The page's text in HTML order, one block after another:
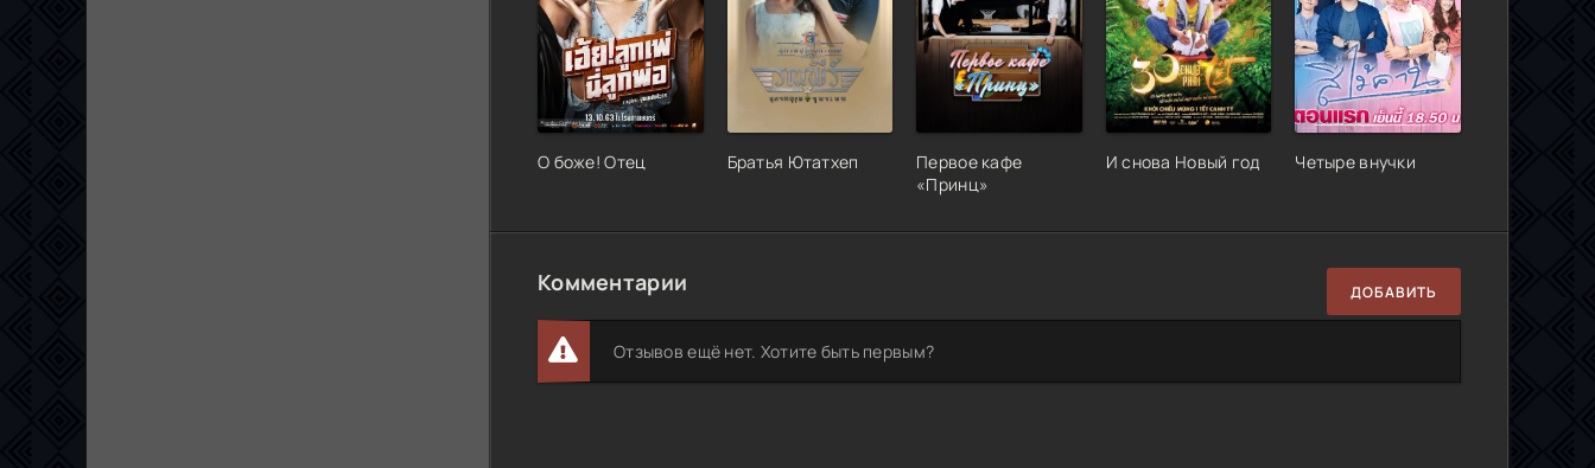
О боже! Отец Братья Ютатхеп
Первое кафе
«Принц»
И снова Новый год Четыре внучки
Комментарии ДОБАВИТЬ
Отзывов ещё нет. Хотите быть первым?